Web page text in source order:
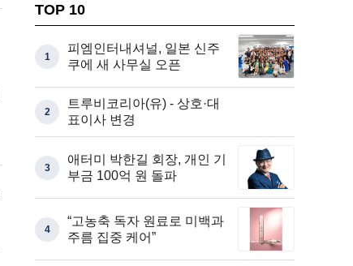
TOP 10
1
피엠인터내셔널, 일본 신주
쿠에 새 사무실 오픈
2
트루비코리아(유) - 상호·대
표이사 변경
3
애터미 박한길 회장, 개인 기
부금 100억 원 돌파
4
“고농축 독자 원료로 미백과
주름 집중 케어”